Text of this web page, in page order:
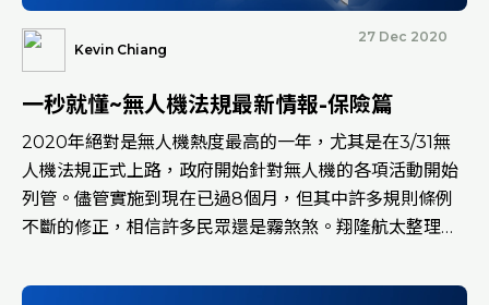
Kevin Chiang
27 Dec 2020
一秒就懂~無人機法規最新情報-保險篇
2020年絕對是無人機熱度最高的一年，尤其是在3/31無
人機法規正式上路，政府開始針對無人機的各項活動開始
列管。儘管實施到現在已過8個月，但其中許多規則條例
不斷的修正，相信許多民眾還是霧煞煞。翔隆航太整理出
搞懂!Q：飛無人機，需要保險嗎？保險目前只針對法人並